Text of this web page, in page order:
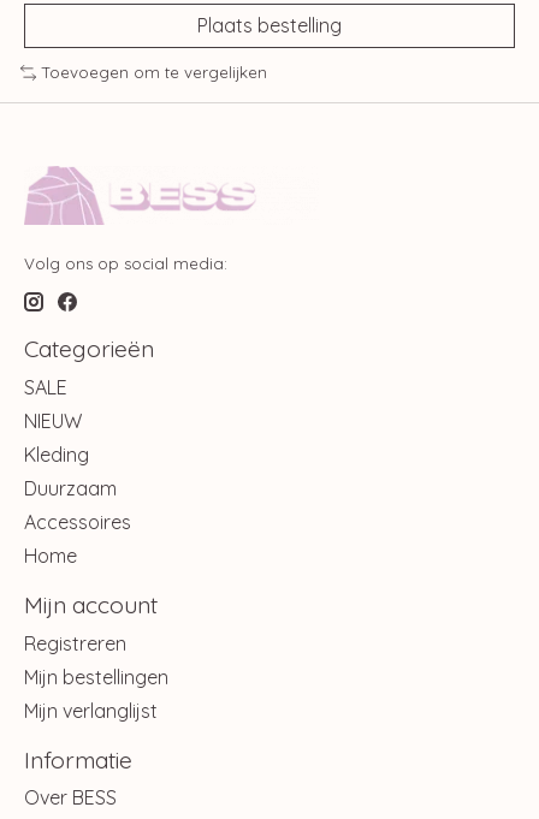
Plaats bestelling
Toevoegen om te vergelijken
Volg ons op social media:
Categorieën
SALE
NIEUW
Kleding
Duurzaam
Accessoires
Home
Mijn account
Registreren
Mijn bestellingen
Mijn verlanglijst
Informatie
Over BESS